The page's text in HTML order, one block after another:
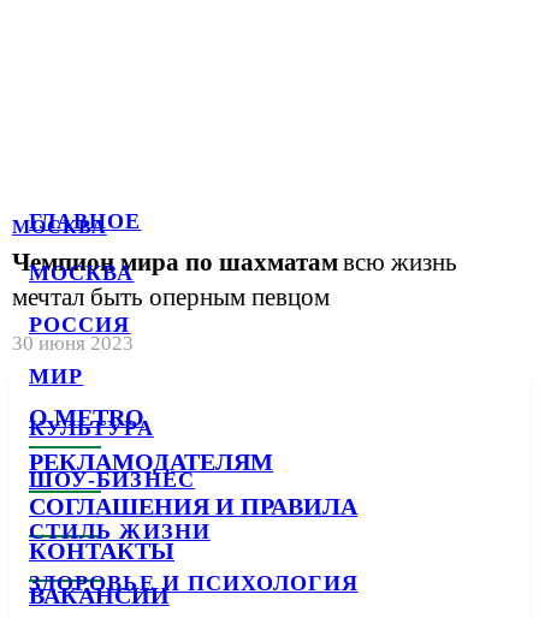
ГЛАВНОЕ
МОСКВА
РОССИЯ
МИР
КУЛЬТУРА
ШОУ-БИЗНЕС
СТИЛЬ ЖИЗНИ
ЗДОРОВЬЕ И ПСИХОЛОГИЯ
МОСКВА
Чемпион мира по шахматамвсю жизнь
мечтал быть оперным певцом
30 июня 2023
О METRO
РЕКЛАМОДАТЕЛЯМ
СОГЛАШЕНИЯ И ПРАВИЛА
КОНТАКТЫ
ВАКАНСИИ